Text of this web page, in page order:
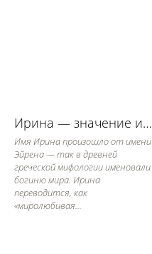
Ирина — значение имени, его судьба и характер
Имя Ирина произошло от имени
Эйрена — так в древней
греческой мифологии именовали
богиню мира. Ирина
переводится, как
«миролюбивая...